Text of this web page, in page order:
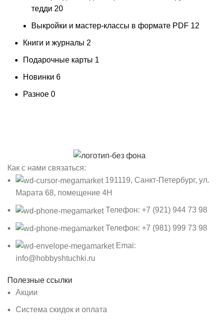
тедди 20
Выкройки и мастер-классы в формате PDF 12
Книги и журналы 2
Подарочные карты 1
Новинки 6
Разное 0
Как с нами связаться:
191119, Санкт-Петербург, ул.
Марата 68, помещение 4Н
Телефон: +7 (921) 944 73 98
Телефон: +7 (981) 999 73 98
Emai:
info@hobbyshtuchki.ru
Полезные ссылки
Акции
Система скидок и оплата